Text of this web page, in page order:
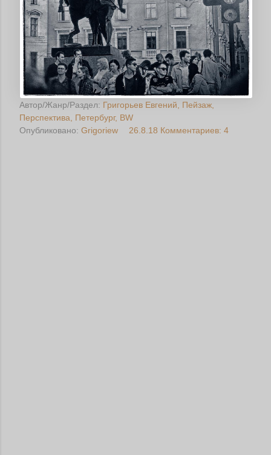
Автор/Жанр/Раздел: Григорьев Евгений
Пейзаж
Перспектива Петербург BW
Опубликовано: Grigoriew 26.8.18 Комментариев: 4